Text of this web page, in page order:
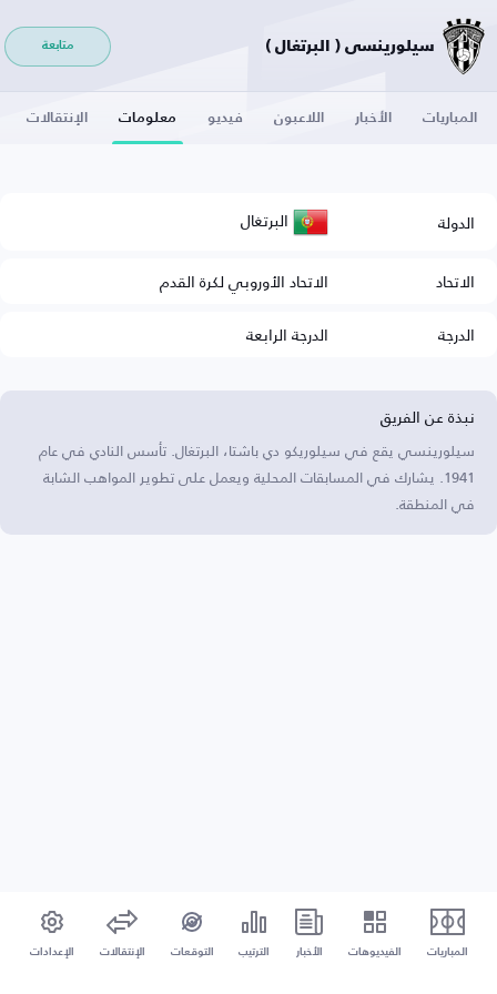
سيلورينسي ( البرتغال ) متابعة
المباريات الأخبار اللاعبون فيديو معلومات الإنتقالات
الدولة البرتغال
الاتحاد
الاتحاد الأوروبي لكرة القدم
الدرجة
الدرجة الرابعة
نبذة عن الفريق
سيلورينسي يقع في سيلوريكو دي باشتا، البرتغال. تأسس النادي في عام
1941. يشارك في المسابقات المحلية ويعمل على تطوير المواهب الشابة
في المنطقة.
المباريات الفيديوهات الأخبار الترتيب التوقعات الإنتقالات الإعدادات